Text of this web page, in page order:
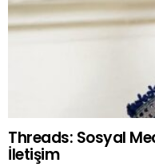
Threads: Sosyal
İletişim